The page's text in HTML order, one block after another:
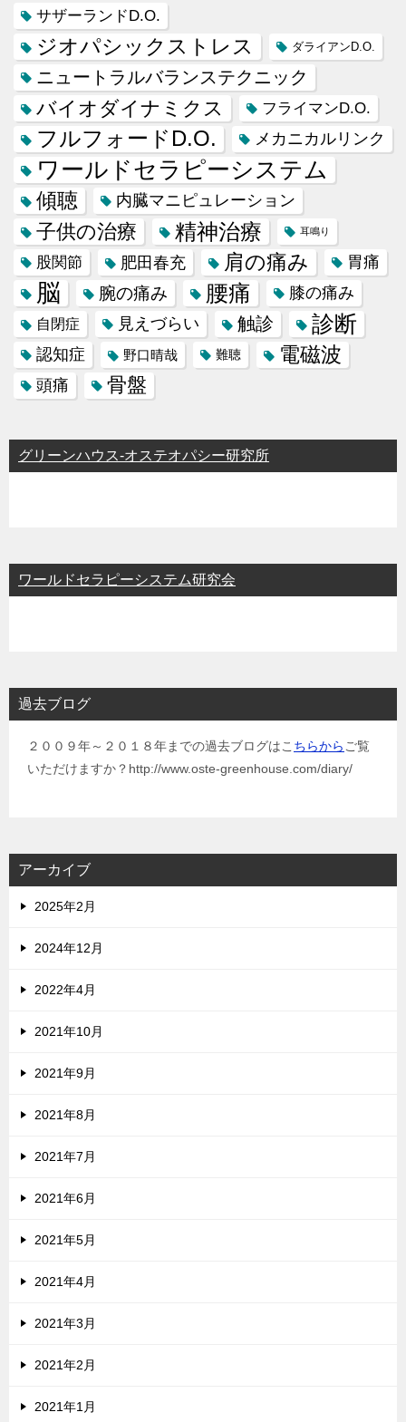
サザーランドD.O.
ジオパシックストレス ダライアンD.O.
ニュートラルバランステクニック
バイオダイナミクス フライマンD.O.
フルフォードD.O. メカニカルリンク
ワールドセラピーシステム
傾聴 内臓マニピュレーション
子供の治療 精神治療 耳鳴り
股関節 肥田春充 肩の痛み 胃痛
脳 腕の痛み 腰痛 膝の痛み
自閉症 見えづらい 触診 診断
認知症 野口晴哉 難聴 電磁波
頭痛 骨盤
グリーンハウス-オステオパシー研究所
ワールドセラピーシステム研究会
過去ブログ
２００９年～２０１８年までの過去ブログはこ ちらから ご覧
いただけますか？http://www.oste-greenhouse.com/diary/
アーカイブ
2025年2月
2024年12月
2022年4月
2021年10月
2021年9月
2021年8月
2021年7月
2021年6月
2021年5月
2021年4月
2021年3月
2021年2月
2021年1月